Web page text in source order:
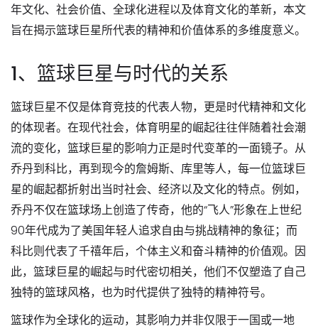
年文化、社会价值、全球化进程以及体育文化的革新，本文
旨在揭示篮球巨星所代表的精神和价值体系的多维度意义。
1、篮球巨星与时代的关系
篮球巨星不仅是体育竞技的代表人物，更是时代精神和文化
的体现者。在现代社会，体育明星的崛起往往伴随着社会潮
流的变化，篮球巨星的影响力正是时代变革的一面镜子。从
乔丹到科比，再到现今的詹姆斯、库里等人，每一位篮球巨
星的崛起都折射出当时社会、经济以及文化的特点。例如，
乔丹不仅在篮球场上创造了传奇，他的“飞人”形象在上世纪
90年代成为了美国年轻人追求自由与挑战精神的象征；而
科比则代表了千禧年后，个体主义和奋斗精神的价值观。因
此，篮球巨星的崛起与时代密切相关，他们不仅塑造了自己
独特的篮球风格，也为时代提供了独特的精神符号。
篮球作为全球化的运动，其影响力并非仅限于一国或一地